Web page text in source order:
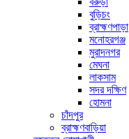
বুড়িচং
ব্রাহ্মণপাড়া
মনোহরগঞ্জ
মুরাদনগর
মেঘনা
লাকসাম
সদর দক্ষিণ
হোমনা
চাঁদপুর
ব্রাহ্মণবাড়িয়া